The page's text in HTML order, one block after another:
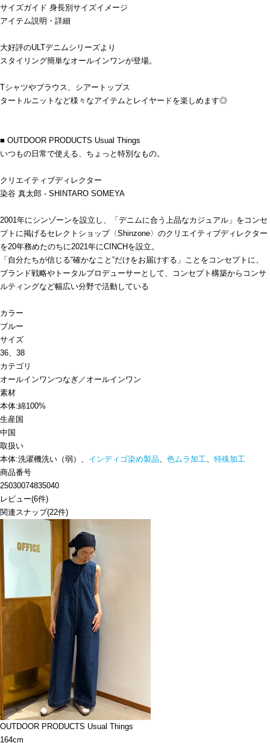
サイズガイド 身長別サイズイメージ
アイテム説明・詳細
大好評のULTデニムシリーズより
スタイリング簡単なオールインワンが登場。
Tシャツやブラウス、シアートップス
タートルニットなど様々なアイテムとレイヤードを楽しめます◎
■ OUTDOOR PRODUCTS Usual Things
いつもの日常で使える、ちょっと特別なもの。
クリエイティブディレクター
染谷 真太郎 - SHINTARO SOMEYA
2001年にシンゾーンを設立し、「デニムに合う上品なカジュアル」をコンセ
プトに掲げるセレクトショップ〈Shinzone〉のクリエイティブディレクター
を20年務めたのちに2021年にCINCHを設立。
「自分たちが信じる“確かなこと”だけをお届けする」ことをコンセプトに、
ブランド戦略やトータルプロデューサーとして、コンセプト構築からコンサ
ルティングなど幅広い分野で活動している
カラー
ブルー
サイズ
36、38
カテゴリ
オールインワンつなぎ／オールインワン
素材
本体:綿100%
生産国
中国
取扱い
本体:洗濯機洗い（弱）、 インディゴ染め製品、 色ムラ加工、 特殊加工
商品番号
25030074835040
レビュー(6件)
関連スナップ(22件)
OUTDOOR PRODUCTS Usual Things
164cm